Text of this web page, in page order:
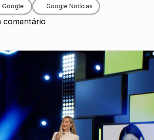
comentário
Google Notícias